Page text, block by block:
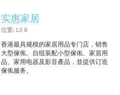
实惠家居
位置: L5 8
香港最具规模的家居用品专门店，销售
大型傢俬、自组装配小型傢俬、家居用
品、家用电器及影音產品，並提供订造
傢俬服务。